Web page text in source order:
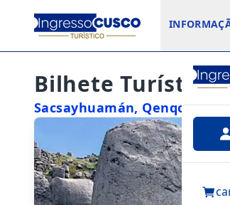
Bilhete Turístico
Sacsayhuamán, Qenqo,